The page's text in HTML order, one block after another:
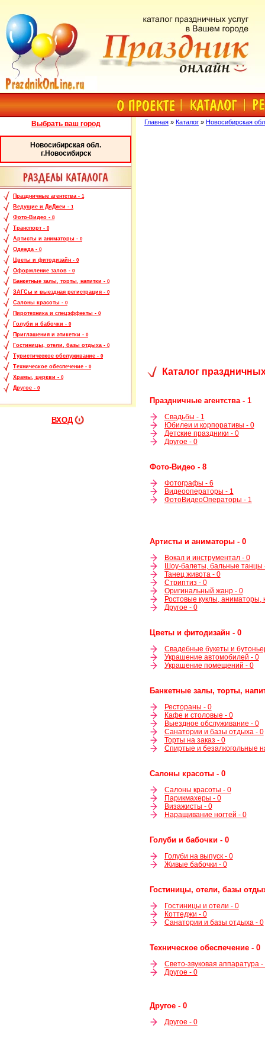
Выбрать ваш город
Новосибирская обл.
г.Новосибирск
Праздничные агентства - 1
Ведущие и ДиДжеи - 1
Фото-Видео - 8
Транспорт - 0
Артисты и аниматоры - 0
Одежда - 0
Цветы и фитодизайн - 0
Оформление залов - 0
Банкетные залы, торты, напитки - 0
ЗАГСы и выездная регистрация - 0
Салоны красоты - 0
Пиротехника и спецэффекты - 0
Голуби и бабочки - 0
Приглашения и этикетки - 0
Гостиницы, отели, базы отдыха - 0
Туристическое обслуживание - 0
Техническое обеспечение - 0
Храмы, церкви - 0
Другое - 0
ВХОД
Главная » Каталог » Новосибирская
Каталог
Праздничные агентства - 1
Свадьбы - 1
Юбилеи и корпоративы - 0
Детские праздники - 0
Другое - 0
Фото-Видео - 8
Фотографы - 6
Видеооператоры - 1
ФотоВидеоОператоры - 1
Артисты и аниматоры - 0
Вокал и инструментал - 0
Шоу-балеты, бальные танцы
Танец живота - 0
Стриптиз - 0
Оригинальный жанр - 0
Ростовые куклы, аниматоры,
Другое - 0
Цветы и фитодизайн - 0
Свадебные букеты и
Украшение автомобилей - 0
Украшение помещений - 0
Банкетные залы, торты,
Рестораны - 0
Кафе и столовые - 0
Выездное обслуживание - 0
Санатории и базы отдыха - 0
Торты на заказ - 0
Спиртые и безалкогольные
Салоны красоты - 0
Салоны красоты - 0
Парикмахеры - 0
Визажисты - 0
Наращивание ногтей - 0
Голуби и бабочки - 0
Голуби на выпуск - 0
Живые бабочки - 0
Гостиницы, отели, базы
Гостиницы и отели - 0
Коттеджи - 0
Санатории и базы отдыха - 0
Техническое обеспечение - 0
Свето-звуковая аппаратура -
Другое - 0
Другое - 0
Другое - 0